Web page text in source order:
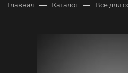
Главная — Каталог — Всё для